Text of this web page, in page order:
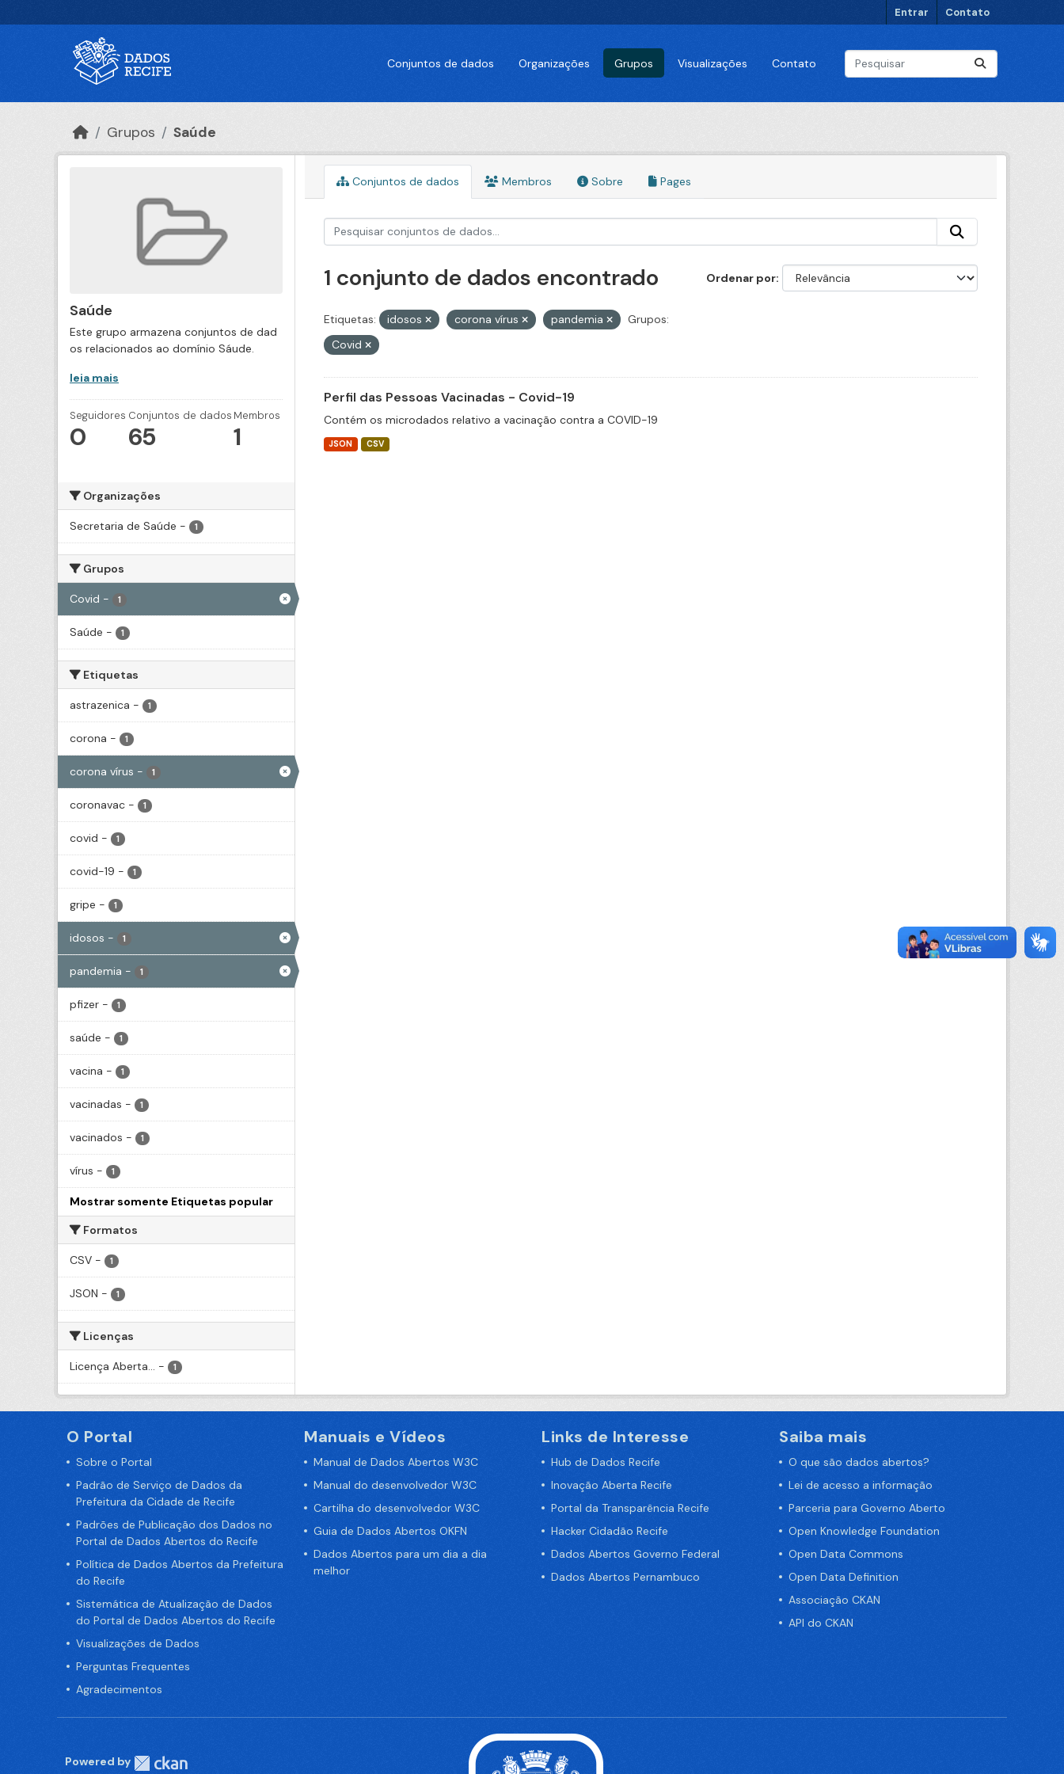
Entrar Contato
Conjuntos de dados Organizações Grupos Visualizações Contato
Grupos Saúde
Saúde
Este grupo armazena conjuntos de dad
os relacionados ao domínio Sáude.
leia mais
Seguidores
0
Conjuntos de dados
65
Membros
1
Organizações
Secretaria de Saúde - 1
Grupos
Covid - 1
Saúde - 1
Etiquetas
astrazenica - 1
corona - 1
corona vírus - 1
coronavac - 1
covid - 1
covid-19 - 1
gripe - 1
idosos - 1
pandemia - 1
pfizer - 1
saúde - 1
vacina - 1
vacinadas - 1
vacinados - 1
vírus - 1
Mostrar somente Etiquetas popular
Formatos
CSV - 1
JSON - 1
Licenças
Licença Aberta... - 1
Conjuntos de dados Membros Sobre Pages
Ordenar por
1 conjunto de dados encontrado
Etiquetas: idosos corona vírus pandemia
Grupos:
Covid
Perfil das Pessoas Vacinadas - Covid-19
Contém os microdados relativo a vacinação contra a COVID-19
JSON CSV
O Portal
Sobre o Portal
Padrão de Serviço de Dados da
Prefeitura da Cidade de Recife
Padrões de Publicação dos Dados no
Portal de Dados Abertos do Recife
Política de Dados Abertos da Prefeitura
do Recife
Sistemática de Atualização de Dados
do Portal de Dados Abertos do Recife
Visualizações de Dados
Perguntas Frequentes
Agradecimentos
Manuais e Vídeos
Manual de Dados Abertos W3C
Manual do desenvolvedor W3C
Cartilha do desenvolvedor W3C
Guia de Dados Abertos OKFN
Dados Abertos para um dia a dia
melhor
Links de Interesse
Hub de Dados Recife
Inovação Aberta Recife
Portal da Transparência Recife
Hacker Cidadão Recife
Dados Abertos Governo Federal
Dados Abertos Pernambuco
Saiba mais
O que são dados abertos?
Lei de acesso a informação
Parceria para Governo Aberto
Open Knowledge Foundation
Open Data Commons
Open Data Definition
Associação CKAN
API do CKAN
Powered by